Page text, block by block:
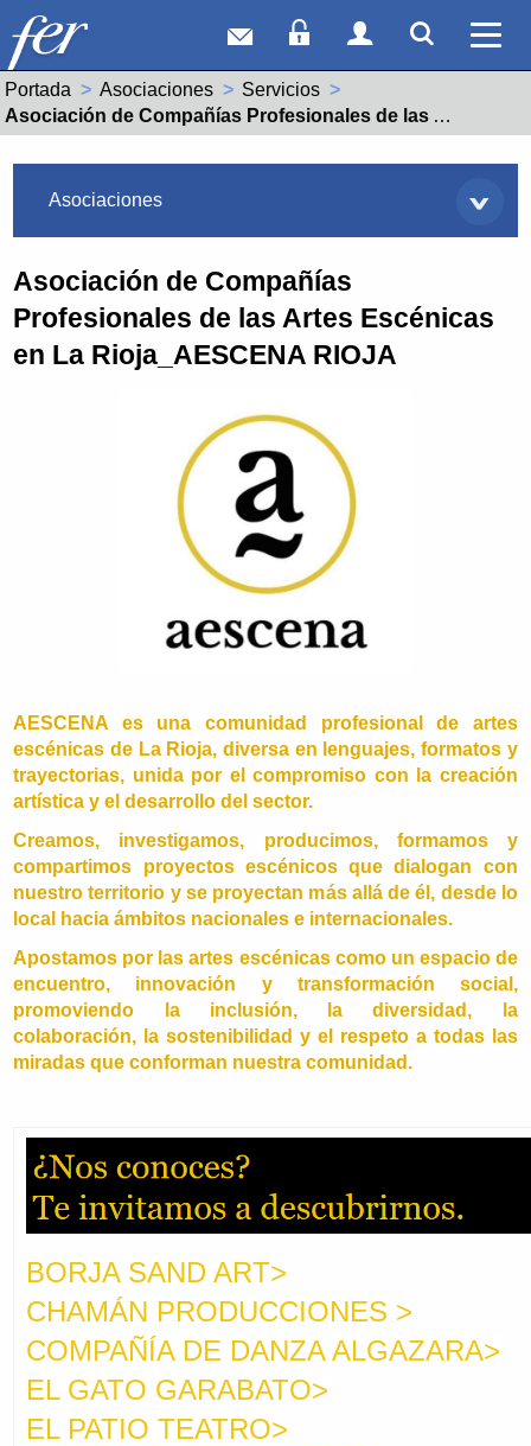
Correo webAcceso Socios
Acceso
Portada Asociaciones
Servicios
Actual:
Asociación de Compañías Profesionales de las Artes Escénicas en La Rioja_AESCENA RIOJA
Asociaciones
Asociación de Compañías
Profesionales de las Artes Escénicas
en La Rioja_AESCENA RIOJA
AESCENA es una comunidad profesional de artes
escénicas de La Rioja, diversa en lenguajes, formatos y
trayectorias, unida por el compromiso con la creación
artística y el desarrollo del sector.
Creamos, investigamos, producimos, formamos y
compartimos proyectos escénicos que dialogan con
nuestro territorio y se proyectan más allá de él, desde lo
local hacia ámbitos nacionales e internacionales.
Apostamos por las artes escénicas como un espacio de
encuentro, innovación y transformación social,
promoviendo la inclusión, la diversidad, la
colaboración, la sostenibilidad y el respeto a todas las
miradas que conforman nuestra comunidad.
BORJA SAND ART>
CHAMÁN PRODUCCIONES >
COMPAÑÍA DE DANZA ALGAZARA>
EL GATO GARABATO>
EL PATIO TEATRO>